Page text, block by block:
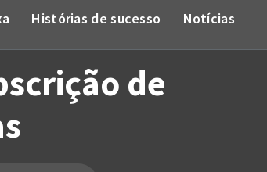
Histórias de sucesso Notícias
de